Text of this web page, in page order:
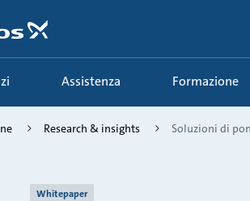
Assistenza Formazione
Research & insights Soluzioni di
Whitepaper